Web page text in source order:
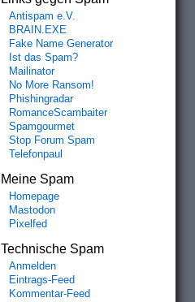
Antispam e.V.
BRAIN.EXE
Fake Name Generator
Ist das Spam?
Mailinator
No More Ransom!
Phishingradar
RomanceScambaiter
Spamgourmet
Stop Forum Spam
Telefonpaul
Meine Spam
Homepage
Mastodon
Pixelfed
Technische Spam
Anmelden
Eintrags-Feed
Kommentar-Feed